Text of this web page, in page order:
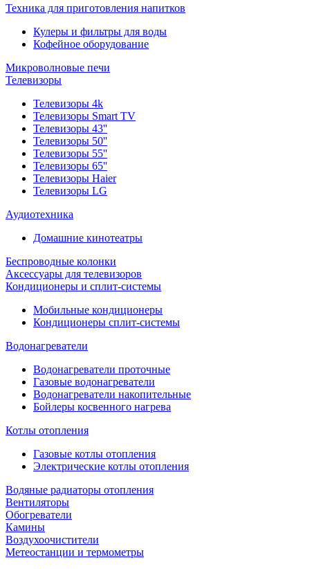
Техника для приготовления напитков
Кулеры и фильтры для воды
Кофейное оборудование
Микроволновые печи
Телевизоры
Телевизоры 4k
Телевизоры Smart TV
Телевизоры 43''
Телевизоры 50''
Телевизоры 55''
Телевизоры 65''
Телевизоры Haier
Телевизоры LG
Аудиотехника
Домашние кинотеатры
Беспроводные колонки
Аксессуары для телевизоров
Кондиционеры и сплит-системы
Мобильные кондиционеры
Кондиционеры сплит-системы
Водонагреватели
Водонагреватели проточные
Газовые водонагреватели
Водонагреватели накопительные
Бойлеры косвенного нагрева
Котлы отопления
Газовые котлы отопления
Электрические котлы отопления
Водяные радиаторы отопления
Вентиляторы
Обогреватели
Камины
Воздухоочистители
Метеостанции и термометры